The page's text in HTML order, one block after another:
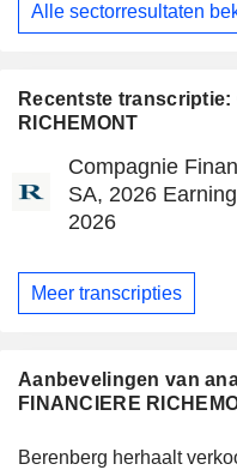
Recentste transcriptie:
RICHEMONT
Compagnie
SA, 2026
2026
Meer transcripties
Aanbevelingen van
FINANCIERE
Berenberg herhaalt
Alle sectorresultaten